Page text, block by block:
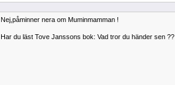
Nej,påminner nera om Muminmamman !
Har du läst Tove Janssons bok: Vad tror du händer sen ??